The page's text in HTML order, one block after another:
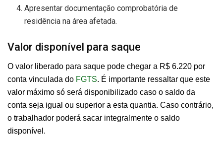
Apresentar documentação comprobatória de
residência na área afetada.
Valor disponível para saque
O valor liberado para saque pode chegar a R$ 6.220 por
conta vinculada do FGTS. É importante ressaltar que este
valor máximo só será disponibilizado caso o saldo da
conta seja igual ou superior a esta quantia. Caso contrário,
o trabalhador poderá sacar integralmente o saldo
disponível.